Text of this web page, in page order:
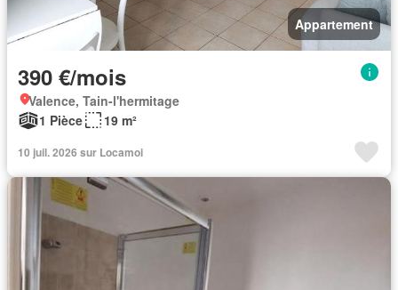
Appartement
390 €/mois
Valence, Tain-l'hermitage
1 Pièce
19 m²
10 juil. 2026 sur Locamoi